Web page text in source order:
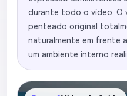
durante todo o vídeo. O
penteado original
naturalmente em frente
um ambiente interno
cinematográfica suave.
máquina de cortar